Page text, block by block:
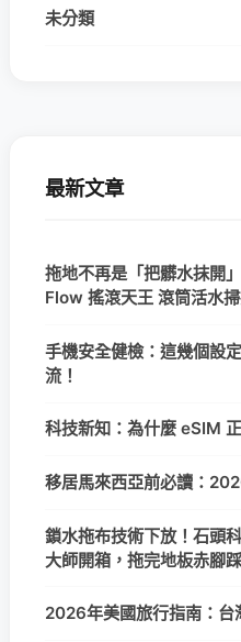
未分類
最新文章
拖地不再是「把髒水抹開
Flow 搖滾天王 滾筒活水
手機安全健檢：這幾個設
流！
科技新知：為什麼 eSIM
移居馬來西亞前必讀：
鎖水拖布技術下放！石頭
大師開箱，拖完地板赤腳
2026年美國旅行指南：台